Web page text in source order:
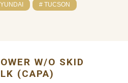
# TUCSON
W/O SKID
(CAPA)